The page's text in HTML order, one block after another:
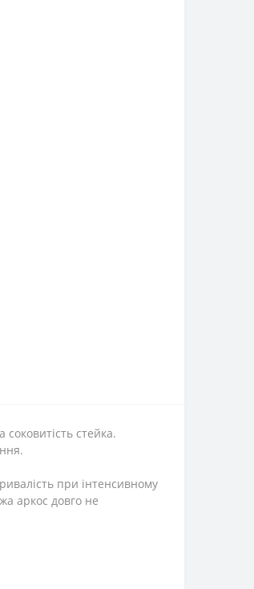
соковитість стейка.
при інтенсивному
аркос довго не